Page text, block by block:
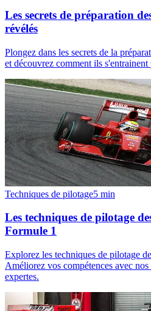
Les secrets de préparation
révélés
Plongez dans les secrets de la
et découvrez comment ils
Techniques de pilotage5 min
Les techniques de pilotage
Formule 1
Explorez les techniques de pilotage
Améliorez vos compétences avec
expertes.